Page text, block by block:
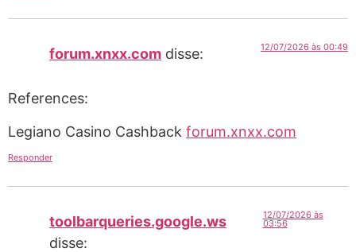
forum.xnxx.com disse: 12/07/2026 às 00:49
References:
Legiano Casino Cashback forum.xnxx.com
Responder
toolbarqueries.google.ws
disse:
12/07/2026 às
03:56